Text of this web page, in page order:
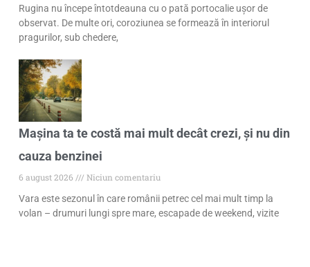
Rugina nu începe întotdeauna cu o pată portocalie ușor de
observat. De multe ori, coroziunea se formează în interiorul
pragurilor, sub chedere,
Mașina ta te costă mai mult decât crezi, și nu din
cauza benzinei
6 august 2026
Niciun comentariu
Vara este sezonul în care românii petrec cel mai mult timp la
volan – drumuri lungi spre mare, escapade de weekend, vizite